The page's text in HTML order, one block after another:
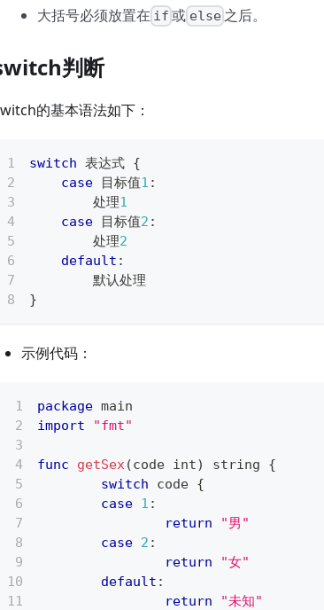
大括号必须放置在 if 或 else 之后。
判断
的基本语法如下：
switch 表达式 {
case 目标值1 :
    	处理
1
case 目标值2 :
    	处理
2
default :
    	默认处理
}
示例代码：
package main
import
"fmt"
func getSex(code int) string
{
switch code {
case 1 :
return
"男"
case 2 :
return
"女"
default :
return
"未知"